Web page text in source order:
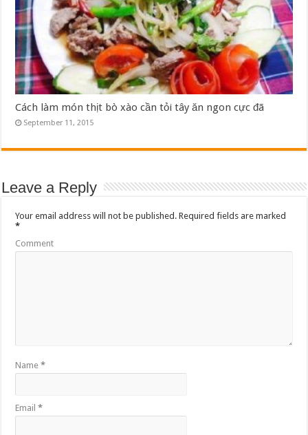
Cách làm món thịt bò xào cần tỏi tây ăn ngon cực đã
September 11, 2015
Leave a Reply
Your email address will not be published. Required fields are marked
*
Comment
Name*
Email*